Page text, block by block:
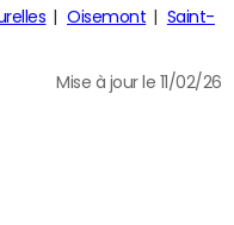
Oisemont
Saint-
Mise à jour le 11/02/26